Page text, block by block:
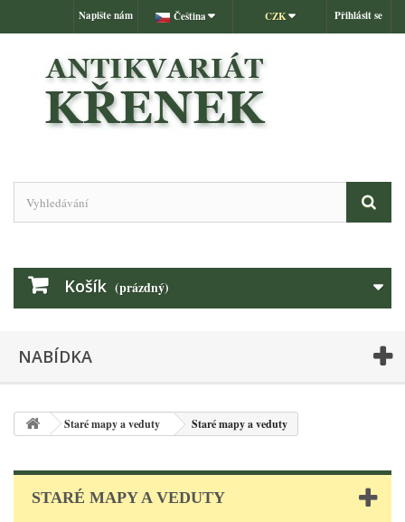
Přihlásit se
CZK
Čeština
Napište nám
Košík (prázdný)
NABÍDKA
Staré mapy a veduty Staré mapy a veduty
STARÉ MAPY A VEDUTY